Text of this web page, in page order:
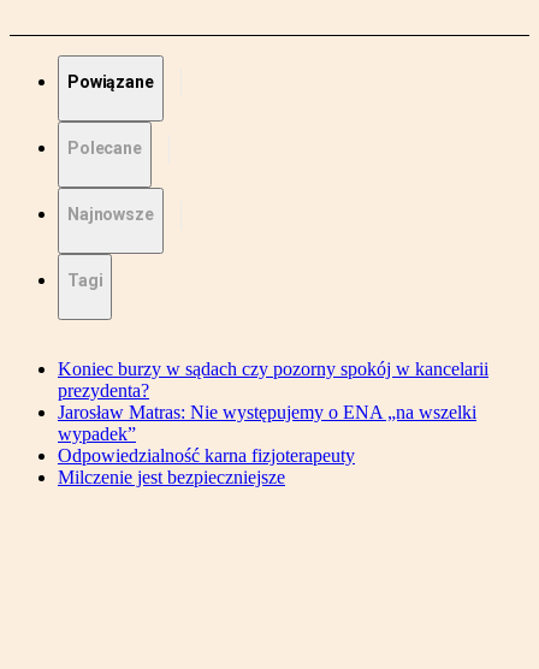
Powiązane
Polecane
Najnowsze
Tagi
Koniec burzy w sądach czy pozorny spokój w kancelarii
prezydenta?
Jarosław Matras: Nie występujemy o ENA „na wszelki
wypadek”
Odpowiedzialność karna fizjoterapeuty
Milczenie jest bezpieczniejsze